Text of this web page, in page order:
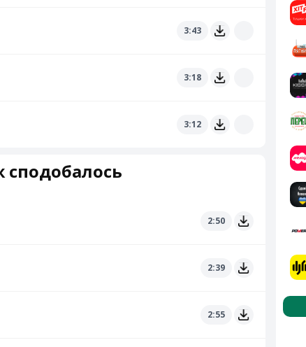
3:43
3:18
3:12
сподобалось
2:50
2:39
2:55